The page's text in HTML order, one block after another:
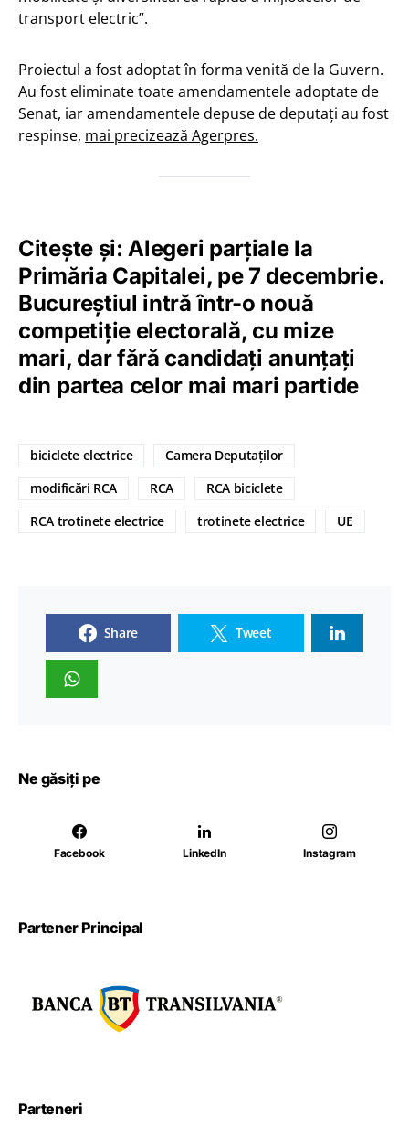
transport electric”.
Proiectul a fost adoptat în forma venită de la Guvern.
Au fost eliminate toate amendamentele adoptate de
Senat, iar amendamentele depuse de deputați au fost
respinse, mai precizează Agerpres.
Citește și: Alegeri parțiale la
Primăria Capitalei, pe 7 decembrie.
Bucureștiul intră într-o nouă
competiție electorală, cu mize
mari, dar fără candidați anunțați
din partea celor mai mari partide
biciclete electrice
Camera Deputaților
modificări RCA
RCA
RCA biciclete
RCA trotinete electrice
trotinete electrice UE
Share Tweet
Ne găsiți pe
Facebook LinkedIn Instagram
Partener Principal
Parteneri